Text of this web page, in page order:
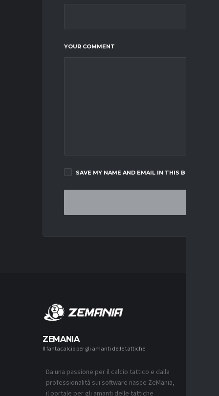
YOUR COMMENT
SAVE MY NAME AND EMAIL IN THIS BROWSER
ZEMANIA
Il fantacalcio per gli amanti delle tattiche
Da una passione per il calcio tattico e dalla
professionalità sui software nasce ZeMania,
il portale per gli amanti delle tattiche